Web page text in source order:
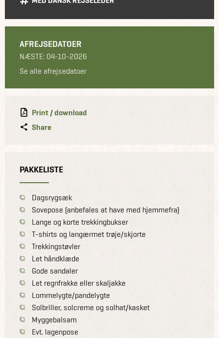
AFREJSEDATOER
NÆSTE: 04-10-2026
Se alle afrejsedatoer
Print / download
Share
PAKKELISTE
Dagsrygsæk
Sovepose (anbefales at have med hjemmefra)
Lange og korte trekkingbukser
T-shirts og langærmet trøje/skjorte
Trekkingstøvler
Let håndklæde
Gode sandaler
Let regnfrakke eller skaljakke
Lommelygte/pandelygte
Solbriller, solcreme og solhat/kasket
Myggebalsam
Evt. lagenpose